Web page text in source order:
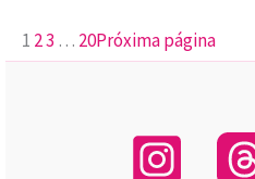
1 23 … 20Próxima página